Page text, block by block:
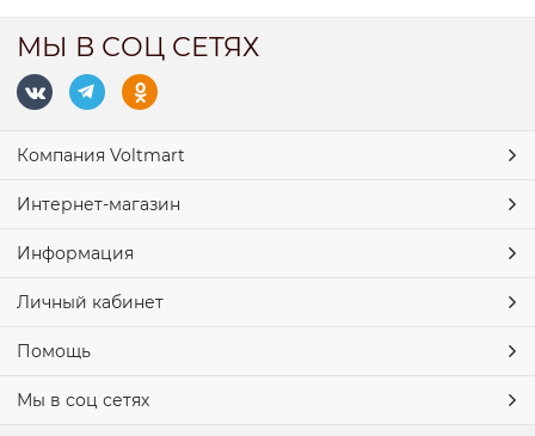
МЫ В СОЦ СЕТЯХ
Компания Voltmart
Интернет-магазин
Информация
Личный кабинет
Помощь
Мы в соц сетях